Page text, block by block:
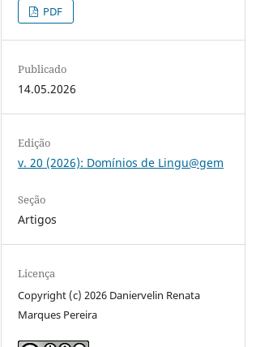
PDF
Publicado
14.05.2026
Edição
v. 20 (2026): Domínios de Lingu@gem
Seção
Artigos
Licença
Copyright (c) 2026 Daniervelin Renata
Marques Pereira